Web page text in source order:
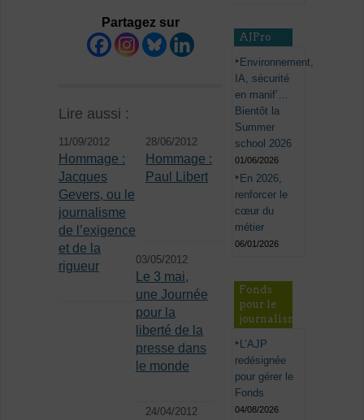
Partagez sur
Lire aussi :
11/09/2012
Hommage :
Jacques
Gevers, ou le
journalisme
de l’exigence
et de la
rigueur
28/06/2012
Hommage :
Paul Libert
03/05/2012
Le 3 mai,
une Journée
pour la
liberté de la
presse dans
le monde
24/04/2012
AJPro
Environnement,
IA, sécurité
en manif’…
Bientôt la
Summer
school 2026
01/06/2026
En 2026,
renforcer le
cœur du
métier
06/01/2026
Fonds
pour le
journalisme
L’AJP
redésignée
pour gérer le
Fonds
04/08/2026